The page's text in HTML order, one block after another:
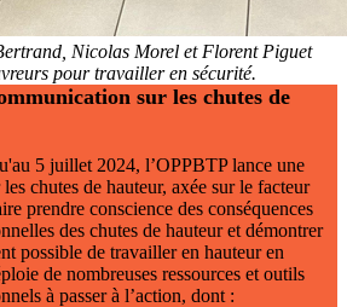
Nicolas Morel et Florent Piguet
pour travailler en sécurité.
sur les chutes de
5 juillet 2024, l’OPPBTP lance une
chutes de hauteur, axée sur le facteur
prendre conscience des conséquences
des chutes de hauteur et démontrer
possible de travailler en hauteur en
de nombreuses ressources et outils
à passer à l’action, dont :